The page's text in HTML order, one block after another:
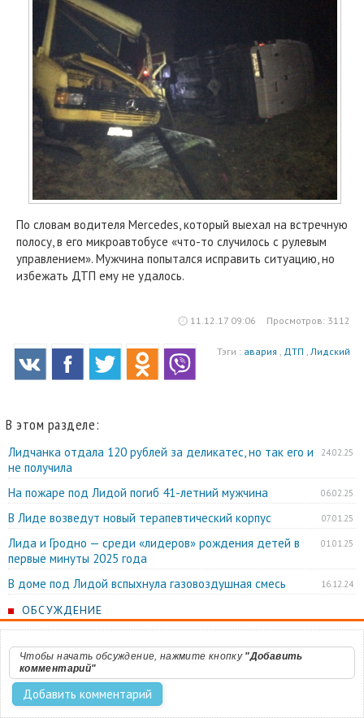
По словам водителя Mercedes, который выехал на встречную
полосу, в его микроавтобусе «что-то случилось с рулевым
управлением». Мужчина попытался исправить ситуацию, но
избежать ДТП ему не удалось.
11.12.17 09:06 Просмотров: 3112
Тэги : авария , ДТП , Лидский
В этом разделе:
24.02.25
Лидчанка отдала 120 рублей за деликатес, но так его и
не получила
06.02.25
На пожаре под Лидой погиб 41-летний мужчина
07.01.25
В Лиде возведут новый терапевтический корпус
01.01.25
Лида и Гродно — среди «лидеров» рождения детей в
первые минуты 2025 года
16.12.24
В доме под Лидой вспыхнула газовоздушная смесь
ОБСУЖДЕНИЕ
Чтобы начать обсуждение, нажмите кнопку "Добавить
комментарий"